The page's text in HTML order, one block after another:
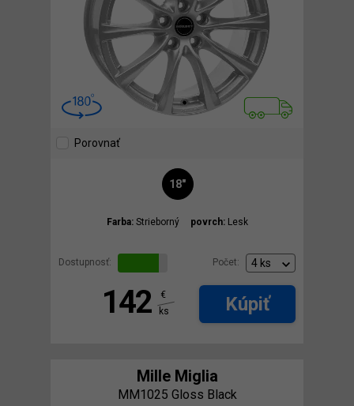
Porovnať
18"
Farba: Strieborný povrch: Lesk
Dostupnosť: Počet:
142
€
ks
Kúpiť
Mille Miglia
MM1025 Gloss Black